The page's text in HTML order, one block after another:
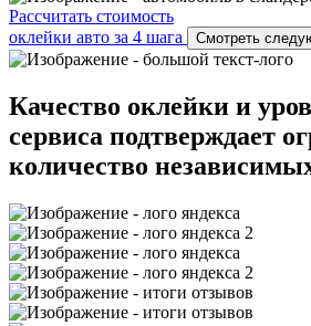
Рассчитать стоимость
оклейки авто за 4 шага
Смотреть
Качество оклейки и
сервиса подтверждает
количество